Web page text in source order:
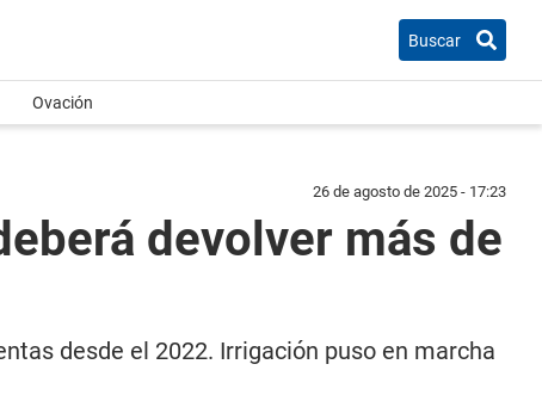
Buscar
Ovación
26 de agosto de 2025 - 17:23
devolver más de
desde el 2022. Irrigación puso en marcha